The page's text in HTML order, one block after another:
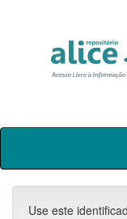
Skip
Use este